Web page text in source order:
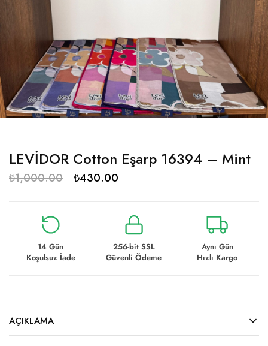
LEVİDOR Cotton Eşarp 16394 – Mint
₺1,000.00 ₺430.00
14 Gün
Koşulsuz İade
256-bit SSL
Güvenli Ödeme
Aynı Gün
Hızlı Kargo
AÇIKLAMA